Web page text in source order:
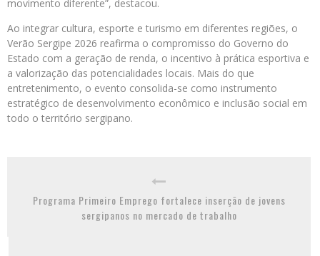
movimento diferente”, destacou.
Ao integrar cultura, esporte e turismo em diferentes regiões, o
Verão Sergipe 2026 reafirma o compromisso do Governo do
Estado com a geração de renda, o incentivo à prática esportiva e
a valorização das potencialidades locais. Mais do que
entretenimento, o evento consolida-se como instrumento
estratégico de desenvolvimento econômico e inclusão social em
todo o território sergipano.
Programa Primeiro Emprego fortalece inserção de jovens
sergipanos no mercado de trabalho